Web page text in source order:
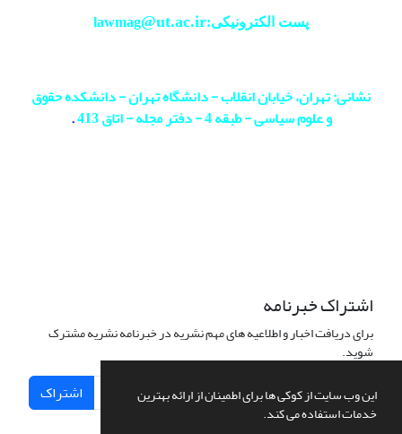
این وب سایت از کوکی ها برای اطمینان از ارائه بهترین
خدمات استفاده می کند.
پست الکترونیکی:lawmag@ut.ac.ir
نشانی: تهران، خیابان انقلاب - دانشگاه تهران - دانشکده حقوق
و علوم سیاسی - طبقه 4 - دفتر مجله - اتاق 413
.
اشتراک خبرنامه
برای دریافت اخبار و اطلاعیه های مهم نشریه در خبرنامه نشریه مشترک
شوید.
اشتراک